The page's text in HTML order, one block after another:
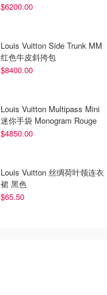
$6200.00
Louis Vuitton Side Trunk MM
红色牛皮斜挎包
$8400.00
Louis Vuitton Multipass Mini
迷你手袋 Monogram Rouge
$4850.00
Louis Vuitton 丝绸荷叶领连衣
裙 黑色
$65.50